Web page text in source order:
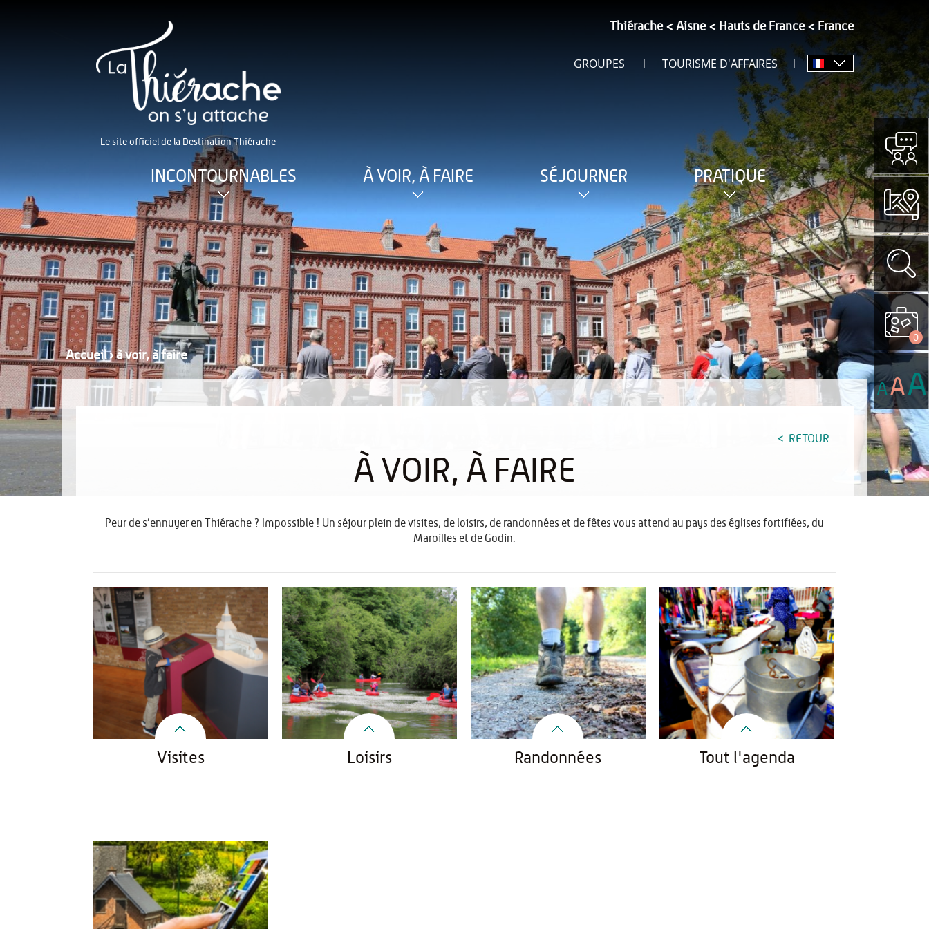
Le site officiel de la Destination Thiérache
Thiérache Aisne Hauts de France France
GROUPES TOURISME D'AFFAIRES
INCONTOURNABLES À VOIR, À FAIRE SÉJOURNER PRATIQUE
Accueil›à voir, à faire
RETOUR
À VOIR, À FAIRE
Peur de s’ennuyer en Thiérache ? Impossible ! Un séjour plein de visites, de loisirs, de randonnées et de fêtes vous attend au pays des églises fortifiées, du
Maroilles et de Godin.
Visites Loisirs Randonnées Tout l'agenda
0
AAA